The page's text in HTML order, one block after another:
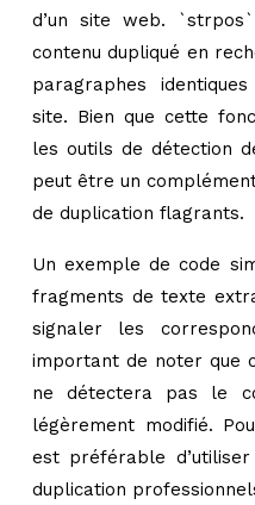
d’un site web.
contenu dupliqué en
paragraphes
site. Bien que cette
les outils de détection
peut être un
de duplication flagrants.
Un exemple de code
fragments de texte
signaler les
important de noter que
ne détectera pas le
légèrement modifié.
est préférable
duplication